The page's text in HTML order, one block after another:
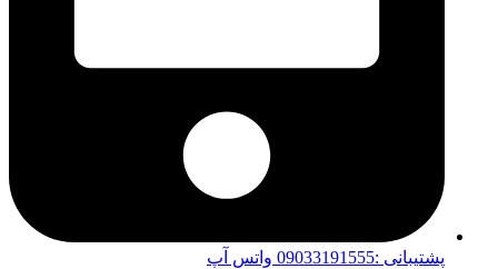
پشتیبانی :09033191555 واتس آپ